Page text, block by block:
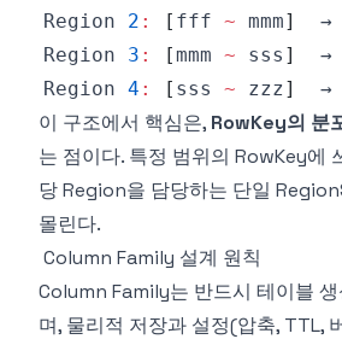
Region
2 : [ fff ~ mmm]
  →
Region
3 : [mmm ~ sss ]
  →
Region 4 : [ sss ~ zzz]
  →
이 구조에서 핵심은, RowKey의 분
는 점이다. 특정 범위의 RowKey에
당 Region을 담당하는 단일
몰린다.
Column Family 설계 원칙
Column Family는 반드시 테이블
며, 물리적 저장과 설정(압축, TTL,